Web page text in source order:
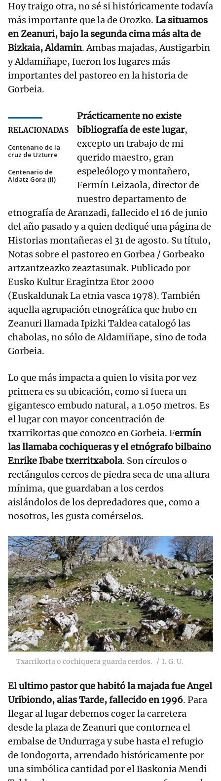
Hoy traigo otra, no sé si históricamente todavía
más importante que la de Orozko. La situamos
en Zeanuri, bajo la segunda cima más alta de
Bizkaia, Aldamin. Ambas majadas, Austigarbin
y Aldamiñape, fueron los lugares más
importantes del pastoreo en la historia de
Gorbeia.
RELACIONADAS
Centenario de la
cruz de Uzturre
Centenario de
Aldatz Gora (II)
Prácticamente no existe
bibliografía de este lugar,
excepto un trabajo de mi
querido maestro, gran
espeleólogo y montañero,
Fermín Leizaola, director de
nuestro departamento de
etnografía de Aranzadi, fallecido el 16 de junio
del año pasado y a quien dediqué una página de
Historias montañeras el 31 de agosto. Su título,
Notas sobre el pastoreo en Gorbea / Gorbeako
artzantzeazko zeaztasunak. Publicado por
Eusko Kultur Eragintza Etor 2000
(Euskaldunak La etnia vasca 1978). También
aquella agrupación etnográfica que hubo en
Zeanuri llamada Ipizki Taldea catalogó las
chabolas, no sólo de Aldamiñape, sino de toda
Gorbeia.
Lo que más impacta a quien lo visita por vez
primera es su ubicación, como si fuera un
gigantesco embudo natural, a 1.050 metros. Es
el lugar con mayor concentración de
txarrikortas que conozco en Gorbeia. Fermín
las llamaba cochiqueras y el etnógrafo bilbaino
Enrike Ibabe txerritxabola. Son círculos o
rectángulos cercos de piedra seca de una altura
mínima, que guardaban a los cerdos
aislándolos de los depredadores que, como a
nosotros, les gusta comérselos.
Txarrikorta o cochiquera guarda cerdos. I. G. U.
El ultimo pastor que habitó la majada fue Angel
Uribiondo, alias Tarde, fallecido en 1996. Para
llegar al lugar debemos coger la carretera
desde la plaza de Zeanuri que contornea el
embalse de Undurraga y sube hasta el refugio
de Iondogorta, arrendado históricamente por
una simbólica cantidad por el Baskonia Mendi